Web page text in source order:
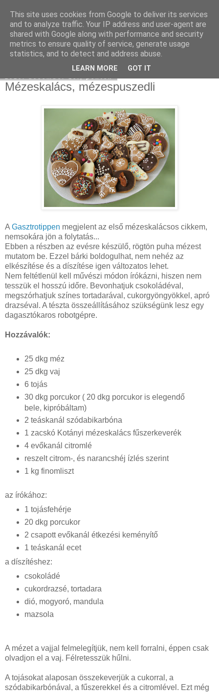
Moha Konyha
Mézeskalács, mézespuszedli
A Gasztrotippen megjelent az első mézeskalácsos cikkem,
nemsokára jön a folytatás...
Ebben a részben az evésre készülő, rögtön puha mézest
mutatom be. Ezzel bárki boldogulhat, nem nehéz az
elkészítése és a díszítése igen változatos lehet.
Nem feltétlenül kell művészi módon írókázni, hiszen nem
tesszük el hosszú időre. Bevonhatjuk csokoládéval,
megszórhatjuk színes tortadarával, cukorgyöngyökkel, apró
drazséval. A tészta összeállításához szükségünk lesz egy
dagasztókaros robotgépre.
Hozzávalók:
25 dkg méz
25 dkg vaj
6 tojás
30 dkg porcukor ( 20 dkg porcukor is elegendő
bele, kipróbáltam)
2 teáskanál szódabikarbóna
1 zacskó Kotányi mézeskalács fűszerkeverék
4 evőkanál citromlé
reszelt citrom-, és narancshéj ízlés szerint
1 kg finomliszt
az írókához:
1 tojásfehérje
20 dkg porcukor
2 csapott evőkanál étkezési keményítő
1 teáskanál ecet
a díszítéshez:
csokoládé
cukordrazsé, tortadara
dió, mogyoró, mandula
mazsola
A mézet a vajjal felmelegítjük, nem kell forralni, éppen csak
olvadjon el a vaj. Félretesszük hűlni.
A tojásokat alaposan összekeverjük a cukorral, a
szódabikarbónával, a fűszerekkel és a citromlével. Ezt még
This site uses cookies from Google to deliver its services
and to analyze traffic. Your IP address and user-agent are
shared with Google along with performance and security
metrics to ensure quality of service, generate usage
statistics, and to detect and address abuse.
LEARN MORE GOT IT